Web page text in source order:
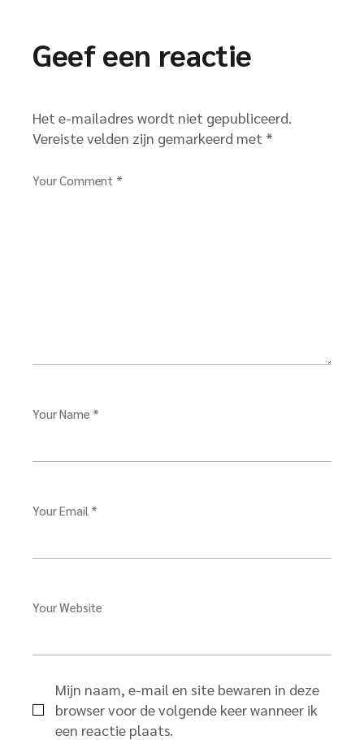
Geef een reactie
Het e-mailadres wordt niet gepubliceerd.
Vereiste velden zijn gemarkeerd met *
Your Comment *
Your Name *
Your Email *
Your Website
Mijn naam, e-mail en site bewaren in deze
browser voor de volgende keer wanneer ik
een reactie plaats.